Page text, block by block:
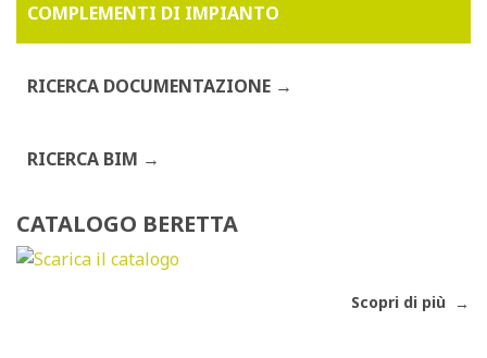
COMPLEMENTI DI IMPIANTO
RICERCA DOCUMENTAZIONE
RICERCA BIM
CATALOGO BERETTA
Scopri di più